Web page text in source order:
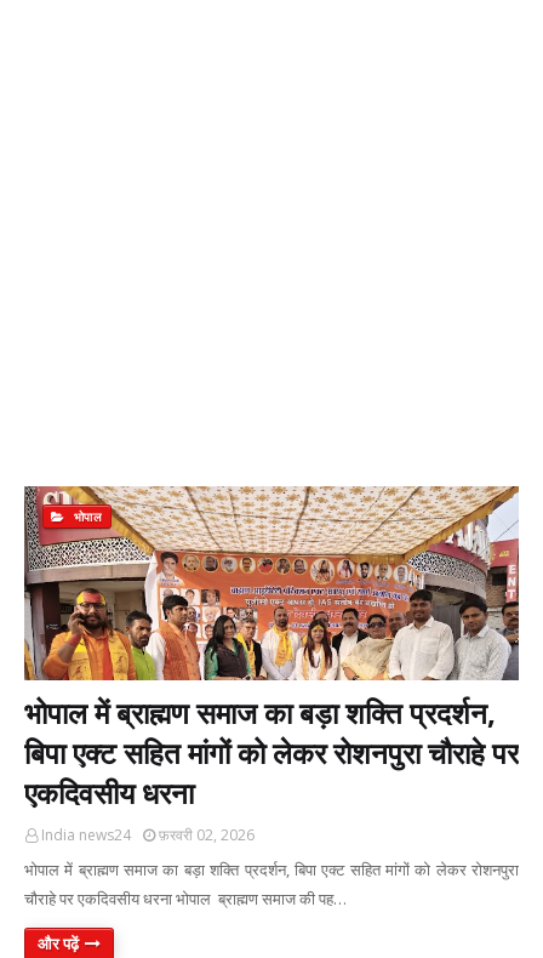
भोपाल
भोपाल में ब्राह्मण समाज का बड़ा शक्ति प्रदर्शन,
बिपा एक्ट सहित मांगों को लेकर रोशनपुरा चौराहे पर
एकदिवसीय धरना
India news24 फ़रवरी 02, 2026
भोपाल में ब्राह्मण समाज का बड़ा शक्ति प्रदर्शन, बिपा एक्ट सहित मांगों को लेकर रोशनपुरा
चौराहे पर एकदिवसीय धरना भोपाल ब्राह्मण समाज की पह…
और पढ़ें